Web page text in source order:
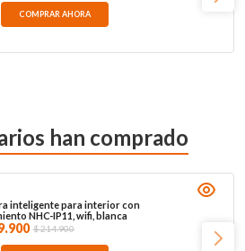
COMPRAR AHORA
han comprado
inteligente para interior con
NHC-IP11, wifi, blanca
.900 $214.900